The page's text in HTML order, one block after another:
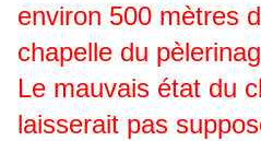
environ 500 mètres
chapelle du
Le mauvais état du
laisserait pas